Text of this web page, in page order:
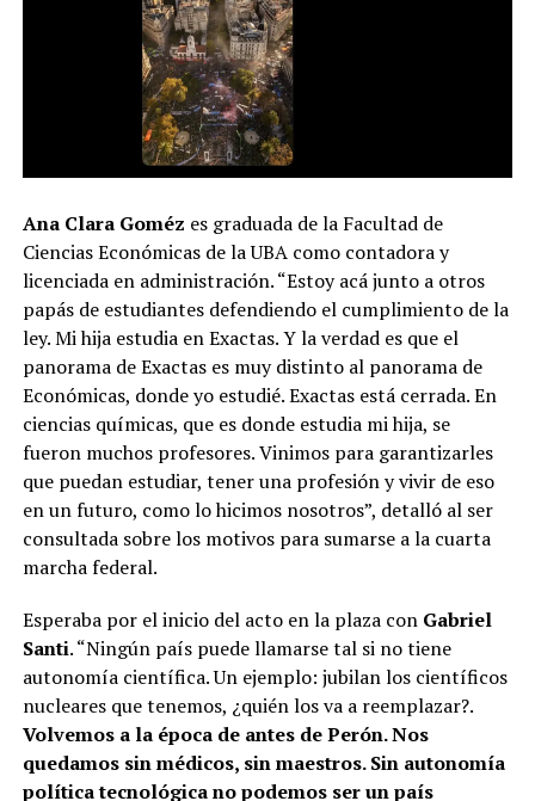
Ana Clara Goméz es graduada de la Facultad de
Ciencias Económicas de la UBA como contadora y
licenciada en administración. “Estoy acá junto a otros
papás de estudiantes defendiendo el cumplimiento de la
ley. Mi hija estudia en Exactas. Y la verdad es que el
panorama de Exactas es muy distinto al panorama de
Económicas, donde yo estudié. Exactas está cerrada. En
ciencias químicas, que es donde estudia mi hija, se
fueron muchos profesores. Vinimos para garantizarles
que puedan estudiar, tener una profesión y vivir de eso
en un futuro, como lo hicimos nosotros”, detalló al ser
consultada sobre los motivos para sumarse a la cuarta
marcha federal.
Esperaba por el inicio del acto en la plaza con Gabriel
Santi. “Ningún país puede llamarse tal si no tiene
autonomía científica. Un ejemplo: jubilan los científicos
nucleares que tenemos, ¿quién los va a reemplazar?.
Volvemos a la época de antes de Perón. Nos
quedamos sin médicos, sin maestros. Sin autonomía
política tecnológica no podemos ser un país